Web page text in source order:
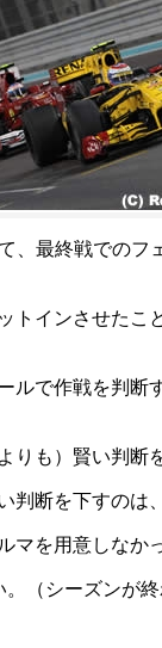
最終戦での
インさせた
で作戦を判
りも）賢い判断
断を下すのは
を用意しなか
（シーズンが